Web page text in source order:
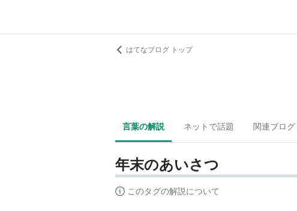
はてなブログ トップ
言葉の解説 ネットで話題 関連ブログ
年末のあいさつ
このタグの解説について